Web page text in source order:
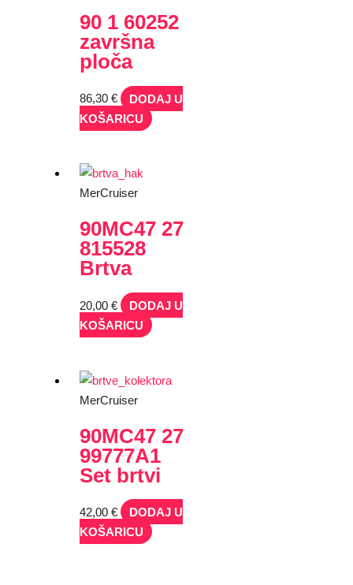
90 1 60252
završna
ploča
86,30€
DODAJ U
KOŠARICU
MerCruiser
90MC47 27
815528
Brtva
20,00€
DODAJ U
KOŠARICU
MerCruiser
90MC47 27
99777A1
Set brtvi
42,00€
DODAJ U
KOŠARICU